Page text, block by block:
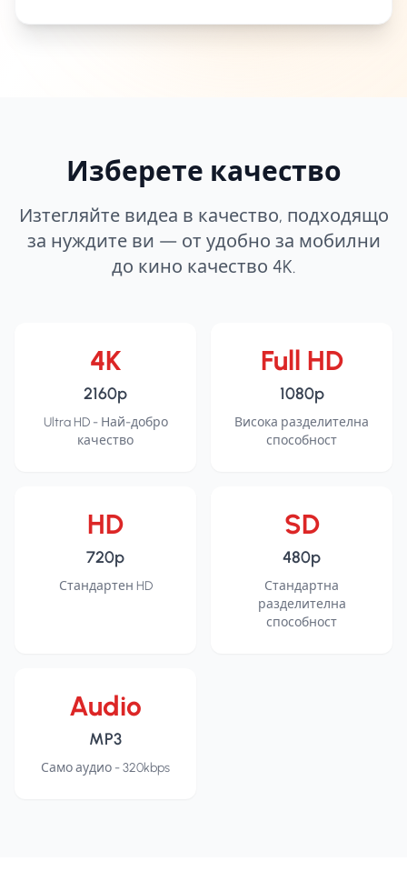
Изберете качество
Изтегляйте видеа в качество, подходящо
за нуждите ви — от удобно за мобилни
до кино качество 4K.
4K
2160p
Ultra HD - Най-добро
качество
Full HD
1080p
Висока разделителна
способност
HD
720p
Стандартен HD
SD
480p
Стандартна
разделителна
способност
Audio
MP3
Само аудио - 320kbps